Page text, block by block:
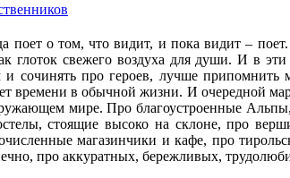
поет о том, что видит, и пока видит –
глоток свежего воздуха для души. И в
сочинять про героев, лучше припомнить
времени в обычной жизни. И очередной
мире. Про благоустроенные
стоящие высоко на склоне, про
магазинчики и кафе, про
про аккуратных, бережливых,